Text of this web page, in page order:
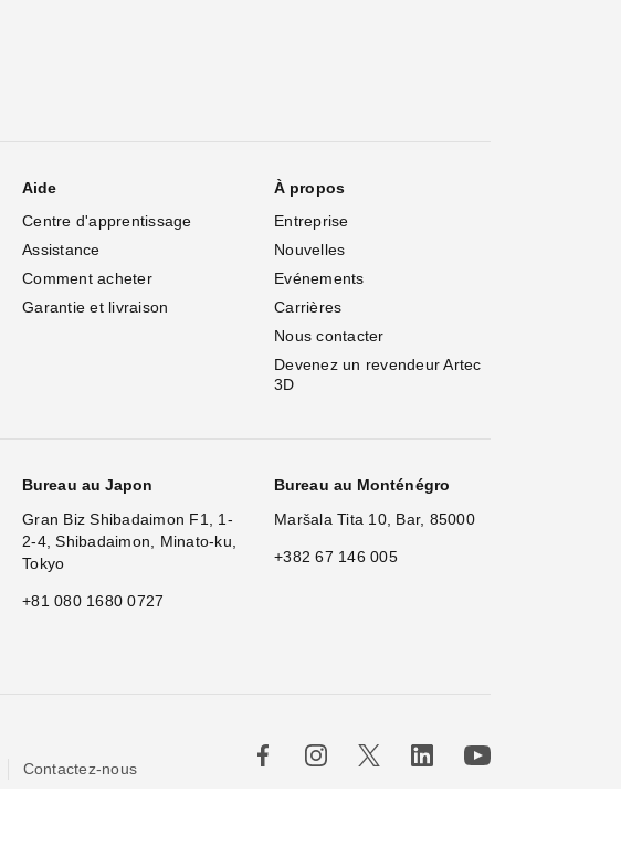
Aide
Centre d'apprentissage
Assistance
Comment acheter
Garantie et livraison
À propos
Entreprise
Nouvelles
Evénements
Carrières
Nous contacter
Devenez un revendeur Artec
3D
Bureau au Japon
Gran Biz Shibadaimon F1, 1-
2-4, Shibadaimon, Minato-ku,
Tokyo
+81 080 1680 0727
Bureau au Monténégro
Maršala Tita 10, Bar, 85000
+382 67 146 005
Contactez-nous